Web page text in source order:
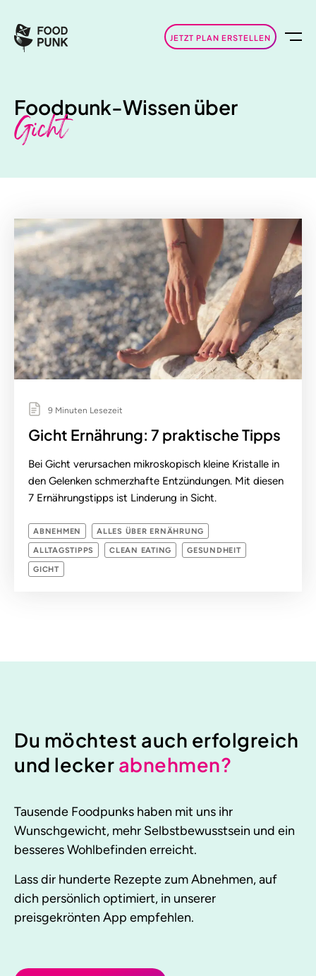
JETZT PLAN ERSTELLEN
Foodpunk-Wissen über
Gicht
9 Minuten Lesezeit
Gicht Ernährung: 7 praktische Tipps
Bei Gicht verursachen mikroskopisch kleine Kristalle in
den Gelenken schmerzhafte Entzündungen. Mit diesen
7 Ernährungstipps ist Linderung in Sicht.
ABNEHMEN ALLES ÜBER ERNÄHRUNG
ALLTAGSTIPPS CLEAN EATING GESUNDHEIT
GICHT
Du möchtest auch erfolgreich
und lecker abnehmen?
Tausende Foodpunks haben mit uns ihr
Wunschgewicht, mehr Selbstbewusstsein und ein
besseres Wohlbefinden erreicht.
Lass dir hunderte Rezepte zum Abnehmen, auf
dich persönlich optimiert, in unserer
preisgekrönten App empfehlen.